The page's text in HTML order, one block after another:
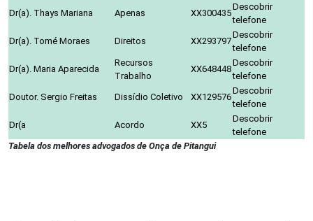
Dr(a). Thays Mariana
Apenas XX300435
Descobrir
telefone
Dr(a). Tomé Moraes
Direitos XX293797
Descobrir
telefone
Dr(a). Maria Aparecida
Recursos
Trabalho
XX648448
Descobrir
telefone
Doutor. Sergio Freitas
Dissídio Coletivo XX129576
Descobrir
telefone
Dr(a
Acordo XX5
Descobrir
telefone
Tabela dos melhores advogados de Onça de Pitangui